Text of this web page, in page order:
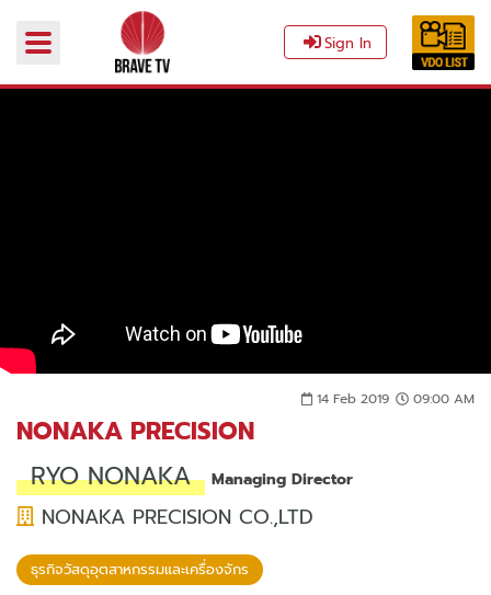
Sign In
14 Feb 2019 09:00 AM
NONAKA PRECISION
RYO NONAKA
Managing Director
NONAKA PRECISION CO.,LTD
ธุรกิจวัสดุอุตสาหกรรมและเครื่องจักร‎